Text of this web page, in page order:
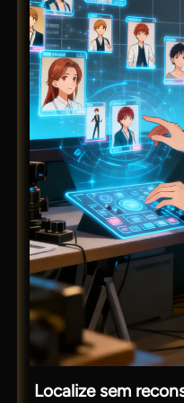
Localize sem